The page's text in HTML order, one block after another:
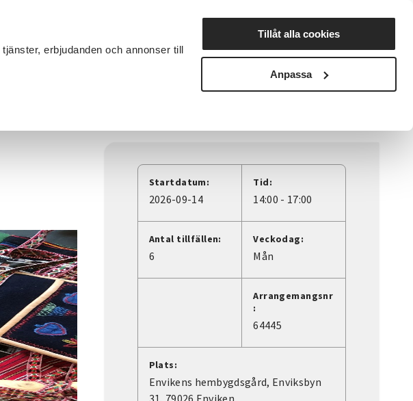
erbjudanden och annonser till
Tillåt alla cookies
Anpassa
Nyheter Avdelningar
Startdatum:
2026-09-14
Tid:
14:00 - 17:00
Antal tillfällen:
6
Veckodag:
Mån
Arrangemangsnr
:
64445
Plats:
Envikens hembygdsgård, Enviksbyn